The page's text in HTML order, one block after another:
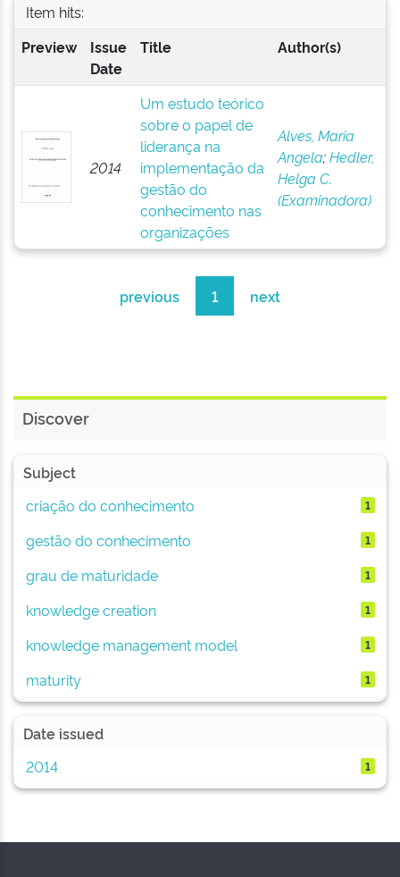
Item hits:
Preview
Issue
Date
Title Author(s)
2014
Um estudo teórico
sobre o papel de
liderança na
implementação da
gestão do
conhecimento nas
organizações
Alves, Maria
Angela;Hedler,
Helga C.
(Examinadora)
previous 1 next
Discover
Subject
criação do conhecimento
1
gestão do conhecimento 1
grau de maturidade 1
knowledge creation 1
knowledge management model 1
maturity 1
Date issued
2014
1